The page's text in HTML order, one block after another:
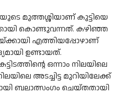
മുത്തശ്ശിയാണ് കുട്ടിയെ
കൊണ്ടുവന്നത്. കഴിഞ്ഞ
എത്തിയപ്പോഴാണ്
ഉണ്ടായത്.
ഒന്നാം നിലയിലെ
അടച്ചിട്ട മുറിയിലേക്ക്
ബലാത്സംഗം ചെയ്തതായി